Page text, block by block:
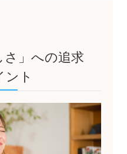
」への追求
ト